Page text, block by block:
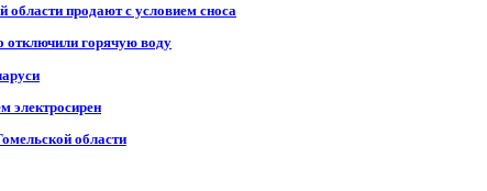
области продают с условием сноса
отключили горячую воду
электросирен
области